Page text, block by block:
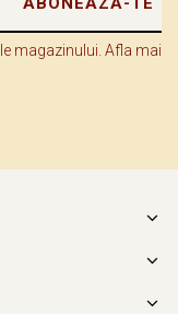
magazinului. Afla mai